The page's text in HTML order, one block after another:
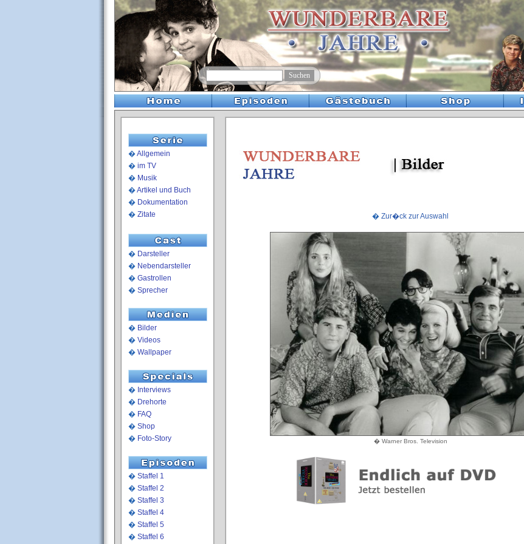
�Allgemein
� im TV
� Musik
�Artikel und Buch
� Dokumentation
� Zitate
� Darsteller
� Nebendarsteller
� Gastrollen
� Sprecher
� Bilder
� Videos
� Wallpaper
� Interviews
� Drehorte
� FAQ
� Shop
� Foto-Story
� Staffel 1
� Staffel 2
� Staffel 3
� Staffel 4
� Staffel 5
� Staffel 6
� Zur�ck zur Auswahl
� Warner Bros. Television